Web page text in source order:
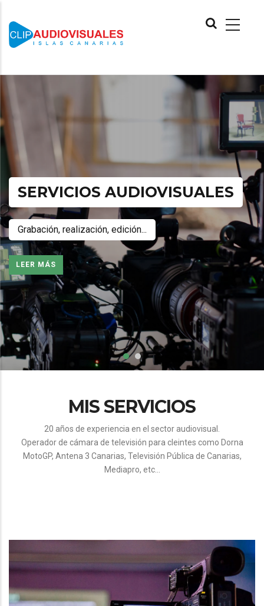
contenido
principal
NAVIGATION
SERVICIOS AUDIOVISUALES
Grabación, realización, edición...
LEER MÁS
MIS SERVICIOS
20 años de experiencia en el sector audiovisual.
Operador de cámara de televisión para cleintes como Dorna
MotoGP, Antena 3 Canarias, Televisión Pública de Canarias,
Mediapro, etc...